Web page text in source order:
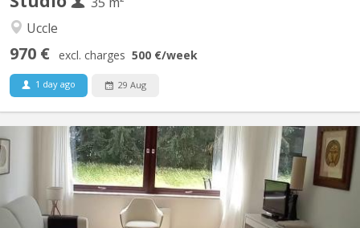
Uccle
970 € excl. charges 500 €/week
1 day ago 29 Aug
BK 20979
Ravissant studio de 40 m² au rez de chaussée comprenant tous
les équipements nécessaires, joliment décoré, avec terrasse
meublée donnant sur un jardin sur/ouest.